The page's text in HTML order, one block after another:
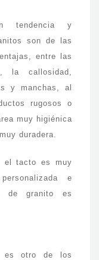
tendencia y
son de las
entre las
la callosidad,
y manchas, al
rugosos o
muy higiénica
duradera.
el tacto es muy
e
de granito es
es otro de los